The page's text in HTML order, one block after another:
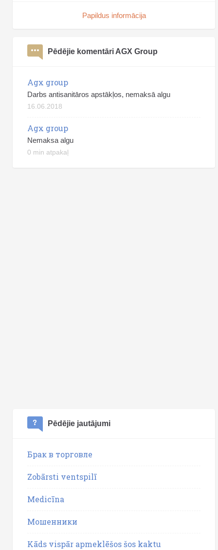
Papildus informācija
Pēdējie komentāri AGX Group
Agx group
Darbs antisanitāros apstākļos, nemaksā algu
16.06.2018
Agx group
Nemaksa algu
0 min atpakaļ
Pēdējie jautājumi
Брак в торговле
Zobārsti ventspilī
Medicīna
Мошенники
Kāds vispār apmeklēšos šos kaktu